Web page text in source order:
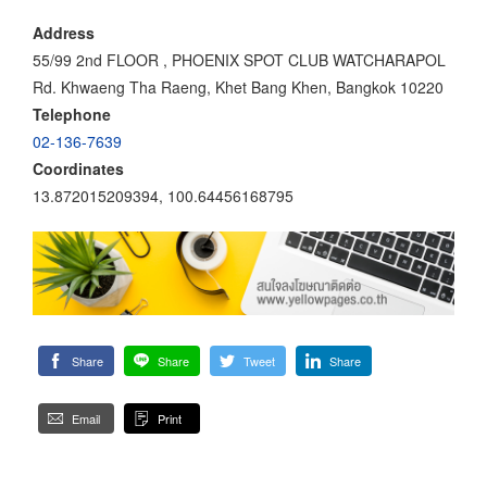
Address
55/99 2nd FLOOR , PHOENIX SPOT CLUB WATCHARAPOL
Rd. Khwaeng Tha Raeng, Khet Bang Khen, Bangkok 10220
Telephone
02-136-7639
Coordinates
13.872015209394, 100.64456168795
Share Share Tweet Share
Email Print